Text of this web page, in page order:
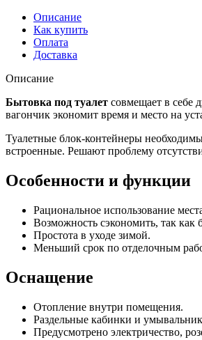
Описание
Как купить
Оплата
Доставка
Описание
Бытовка под туалет совмещает в себе
вагончик экономит время и место на
Туалетные блок-контейнеры
встроенные. Решают проблему
Особенности и функции
Рациональное использование
Возможность сэкономить, так как
Простота в уходе зимой.
Меньший срок по отделочным
Оснащение
Отопление внутри помещения.
Раздельные кабинки и
Предусмотрено электричество,